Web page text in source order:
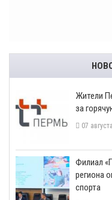
​Жители
за
07
​Филиал
региона
спорта